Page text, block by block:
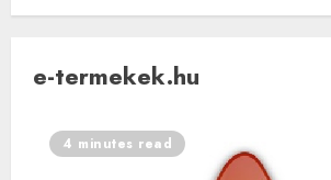
e-termekek.hu
4 minutes read